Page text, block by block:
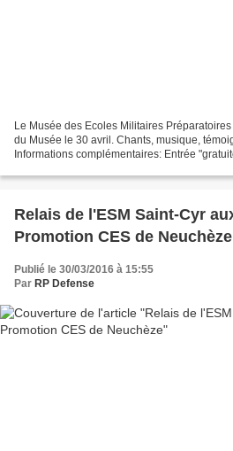
Le Musée des Ecoles Militaires
du Musée le 30 avril. Chants, musique,
Informations complémentaires: Entrée
Relais de l'ESM Saint-Cyr
Promotion CES de Neuchèze
Publié le 30/03/2016 à 15:55
Par RP Defense